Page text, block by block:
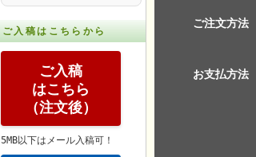
ご入稿はこちらから
ご入稿
はこちら
（注文後）
5MB以下はメール入稿可！
ご注文方法
お支払方法